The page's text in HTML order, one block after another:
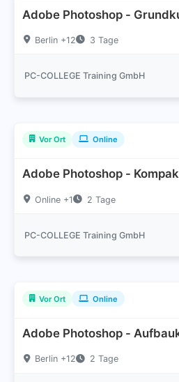
Adobe Photoshop -
Berlin +12 3 Tage
PC-COLLEGE Training GmbH
Vor Ort Online
Adobe Photoshop -
Online +1 2 Tage
PC-COLLEGE Training GmbH
Vor Ort Online
Adobe Photoshop -
Berlin +12 2 Tage